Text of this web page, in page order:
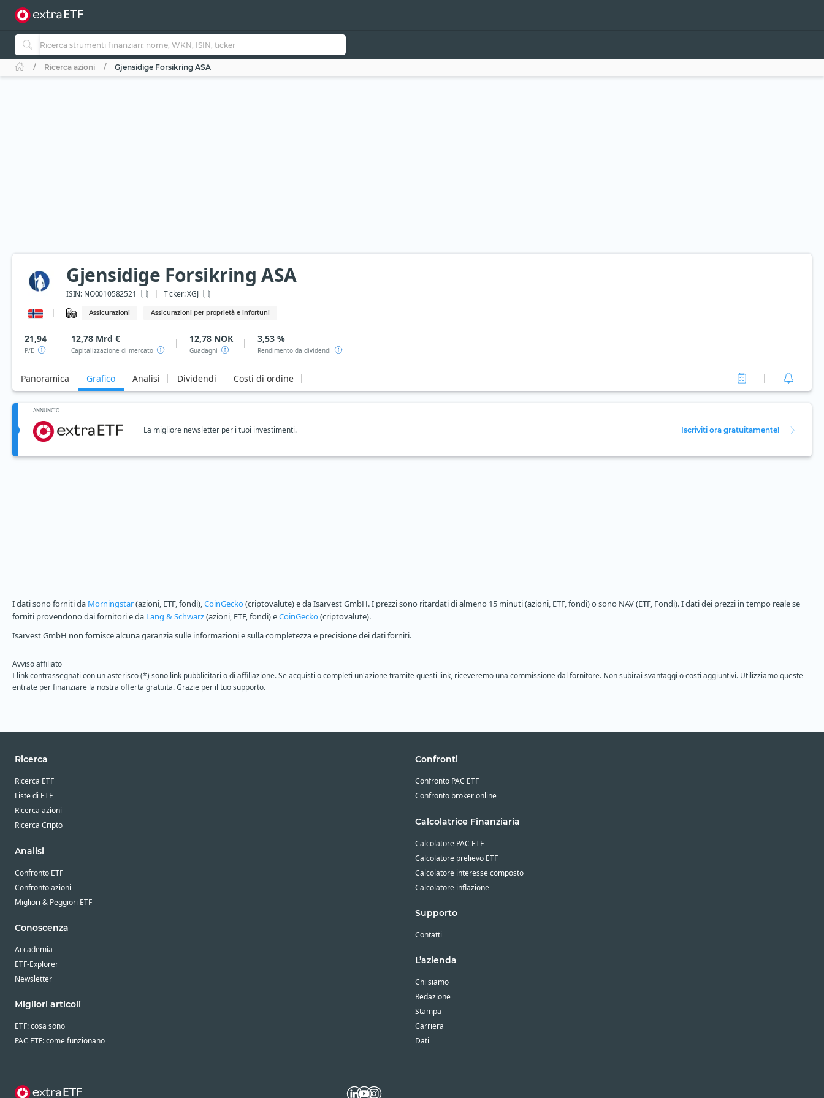
Ricerca azioni Gjensidige Forsikring ASA
Gjensidige Forsikring ASA
ISIN: NO0010582521 Ticker:XGJ
Assicurazioni Assicurazioni per proprietà e infortuni
21,94
P/E
12,78 Mrd €
Capitalizzazione di mercato
12,78 NOK
Guadagni
3,53 %
Rendimento da dividendi
Panoramica Grafico Analisi Dividendi Costi di ordine
ANNUNCIO
La migliore newsletter per i tuoi investimenti. Iscriviti ora gratuitamente!
I dati sono forniti da Morningstar(azioni, ETF, fondi),CoinGecko(criptovalute) e da Isarvest GmbH. I prezzi sono ritardati di almeno 15 minuti (azioni, ETF, fondi) o sono NAV (ETF, Fondi). I dati dei prezzi in tempo reale se
forniti provendono dai fornitori e da Lang & Schwarz(azioni, ETF, fondi) eCoinGecko(criptovalute).
Isarvest GmbH non fornisce alcuna garanzia sulle informazioni e sulla completezza e precisione dei dati forniti.
Avviso affiliato
I link contrassegnati con un asterisco (*) sono link pubblicitari o di affiliazione. Se acquisti o completi un'azione tramite questi link, riceveremo una commissione dal fornitore. Non subirai svantaggi o costi aggiuntivi. Utilizziamo queste
entrate per finanziare la nostra offerta gratuita. Grazie per il tuo supporto.
Ricerca
Ricerca ETF
Liste di ETF
Ricerca azioni
Ricerca Cripto
Analisi
Confronto ETF
Confronto azioni
Migliori & Peggiori ETF
Conoscenza
Accademia
ETF-Explorer
Newsletter
Migliori articoli
ETF: cosa sono
PAC ETF: come funzionano
Confronti
Confronto PAC ETF
Confronto broker online
Calcolatrice Finanziaria
Calcolatore PAC ETF
Calcolatore prelievo ETF
Calcolatore interesse composto
Calcolatore inflazione
Supporto
Contatti
L’azienda
Chi siamo
Redazione
Stampa
Carriera
Dati